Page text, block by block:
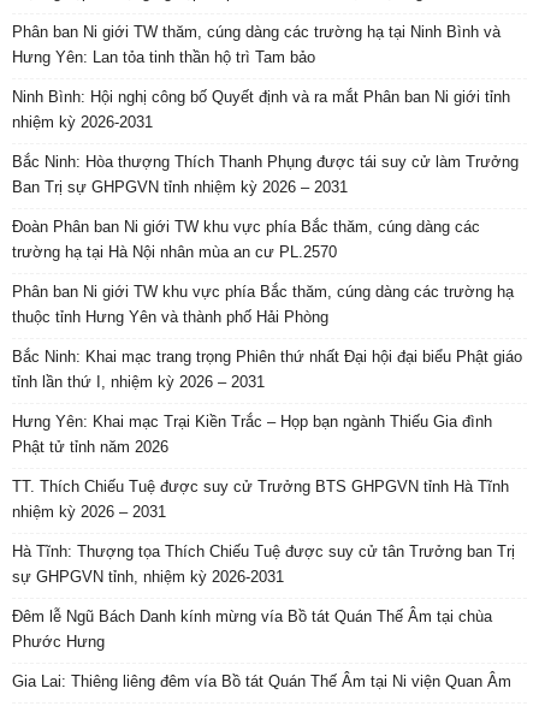
Phân ban Ni giới TW thăm, cúng dàng các trường hạ tại Ninh Bình và
Hưng Yên: Lan tỏa tinh thần hộ trì Tam bảo
Ninh Bình: Hội nghị công bố Quyết định và ra mắt Phân ban Ni giới tỉnh
nhiệm kỳ 2026-2031
Bắc Ninh: Hòa thượng Thích Thanh Phụng được tái suy cử làm Trưởng
Ban Trị sự GHPGVN tỉnh nhiệm kỳ 2026 – 2031
Đoàn Phân ban Ni giới TW khu vực phía Bắc thăm, cúng dàng các
trường hạ tại Hà Nội nhân mùa an cư PL.2570
Phân ban Ni giới TW khu vực phía Bắc thăm, cúng dàng các trường hạ
thuộc tỉnh Hưng Yên và thành phố Hải Phòng
Bắc Ninh: Khai mạc trang trọng Phiên thứ nhất Đại hội đại biểu Phật giáo
tỉnh lần thứ I, nhiệm kỳ 2026 – 2031
Hưng Yên: Khai mạc Trại Kiền Trắc – Họp bạn ngành Thiếu Gia đình
Phật tử tỉnh năm 2026
TT. Thích Chiếu Tuệ được suy cử Trưởng BTS GHPGVN tỉnh Hà Tĩnh
nhiệm kỳ 2026 – 2031
Hà Tĩnh: Thượng tọa Thích Chiếu Tuệ được suy cử tân Trưởng ban Trị
sự GHPGVN tỉnh, nhiệm kỳ 2026-2031
Đêm lễ Ngũ Bách Danh kính mừng vía Bồ tát Quán Thế Âm tại chùa
Phước Hưng
Gia Lai: Thiêng liêng đêm vía Bồ tát Quán Thế Âm tại Ni viện Quan Âm